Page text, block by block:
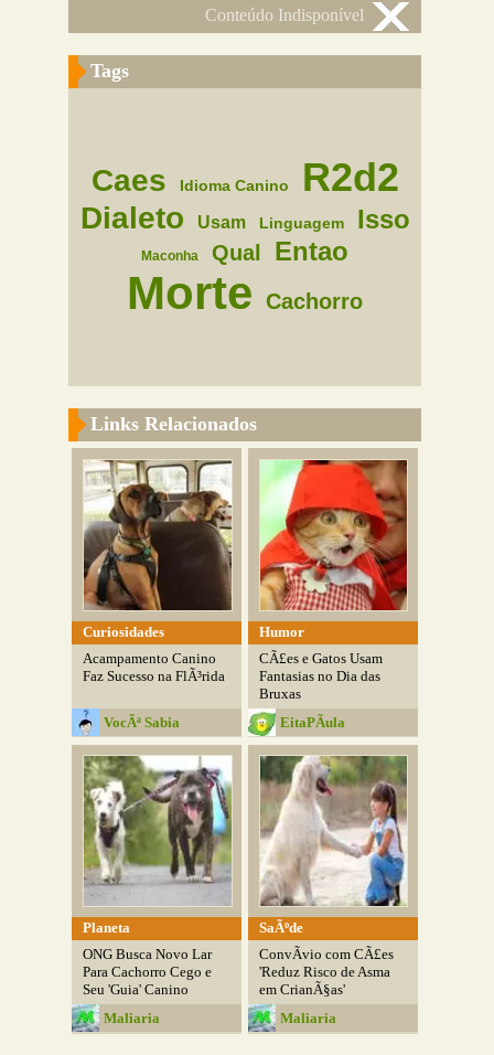
Conteúdo Indisponível
Tags
Caes Idioma Canino R2d2
Dialeto Usam Linguagem Isso
Maconha Qual Entao
Morte Cachorro
Links Relacionados
Curiosidades
Acampamento Canino
Faz Sucesso na FlÃ³rida
VocÃª Sabia
Humor
CÃ£es e Gatos Usam
Fantasias no Dia das
Bruxas
EitaPÃ­ula
Planeta
ONG Busca Novo Lar
Para Cachorro Cego e
Seu 'Guia' Canino
Maliaria
SaÃºde
ConvÃ­vio com CÃ£es
'Reduz Risco de Asma
em CrianÃ§as'
Maliaria